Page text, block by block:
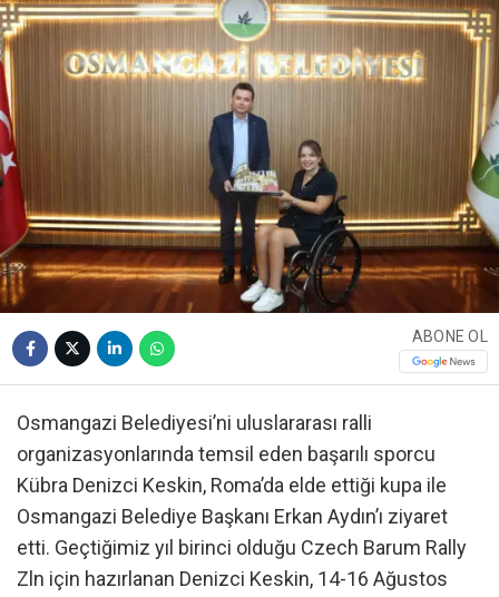
ABONE OL
Osmangazi Belediyesi’ni uluslararası ralli
organizasyonlarında temsil eden başarılı sporcu
Kübra Denizci Keskin, Roma’da elde ettiği kupa ile
Osmangazi Belediye Başkanı Erkan Aydın’ı ziyaret
etti. Geçtiğimiz yıl birinci olduğu Czech Barum Rally
Zln için hazırlanan Denizci Keskin, 14-16 Ağustos